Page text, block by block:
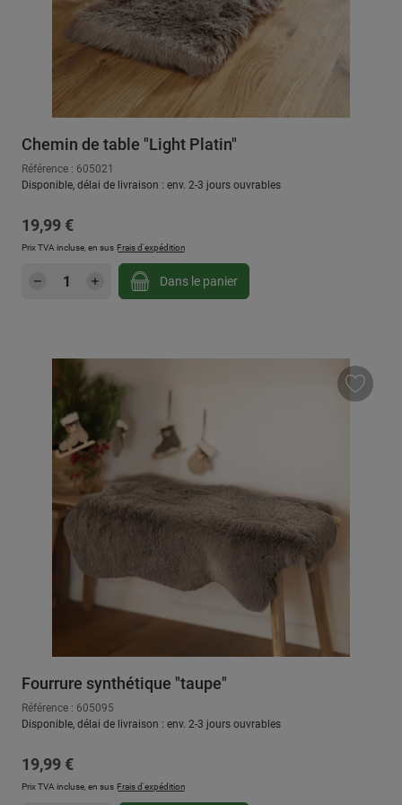
Chemin de table "Light Platin"
Référence : 605021
Disponible, délai de livraison : env. 2-3 jours ouvrables
Prix régulier :
19,99 €
Prix TVA incluse, en sus Frais d'expédition
Quantité de produit : Entrez la quantité
Dans le panier
Fourrure synthétique "taupe"
Référence : 605095
Disponible, délai de livraison : env. 2-3 jours ouvrables
Prix régulier :
19,99 €
Prix TVA incluse, en sus Frais d'expédition